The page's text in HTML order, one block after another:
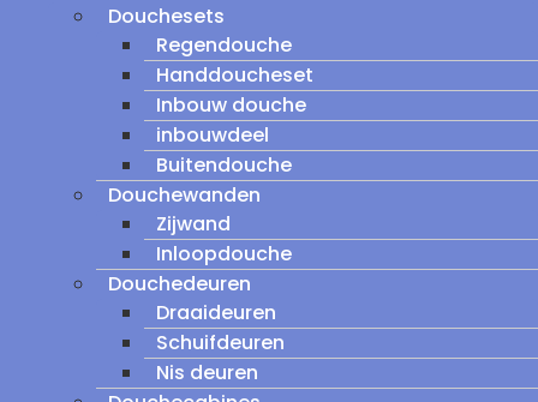
Douchesets
Regendouche
Handdoucheset
Inbouw douche
inbouwdeel
Buitendouche
Douchewanden
Zijwand
Inloopdouche
Douchedeuren
Draaideuren
Schuifdeuren
Nis deuren